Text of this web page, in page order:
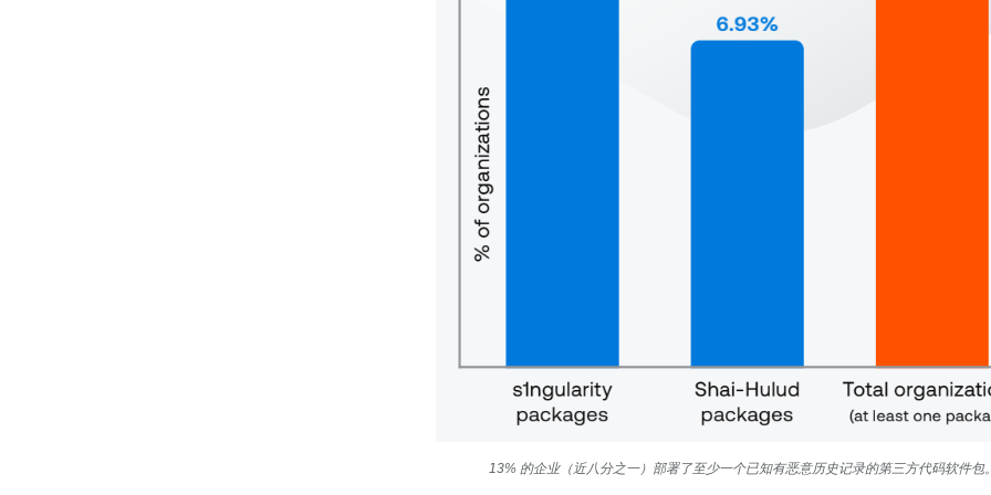
13% 的企业（近八分之一）部署了至少一个已知有恶意历史记录的第三方代码软件包